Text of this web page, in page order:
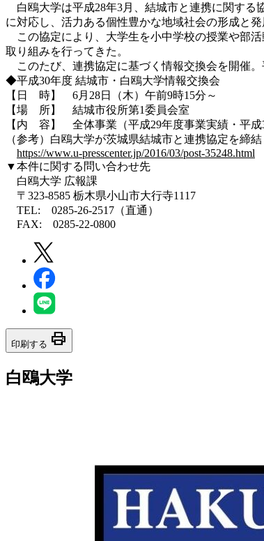
白鴎大学は平成28年3月、結城市と連携に関する
に対応し、活力ある個性豊かな地域社会の形成と
この協定により、大学生を小中学校の授業や部
取り組みを行ってきた。
このたび、連携協定に基づく情報交換会を開催。
◆平成30年度 結城市・白鴎大学情報交換会
【日 時】 6月28日（木）午前9時15分～
【場 所】 結城市役所第1委員会室
【内 容】 全体事業（平成29年度事業実績・平成
（参考）白鴎大学が茨城県結城市と連携協定を締
https://www.u-presscenter.jp/2016/03/post-35248.html
▼本件に関する問い合わせ先
白鴎大学 広報課
〒323-8585 栃木県小山市大行寺1117
TEL: 0285-26-2517（直通）
FAX: 0285-22-0800
印刷する print
白鴎大学